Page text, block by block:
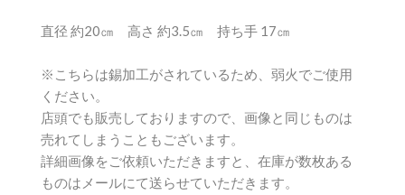
直径 約20㎝ 高さ 約3.5㎝ 持ち手 17㎝
※こちらは錫加工がされているため、弱火でご使用
ください。
店頭でも販売しておりますので、画像と同じものは
売れてしまうこともございます。
詳細画像をご依頼いただきますと、在庫が数枚ある
ものはメールにて送らせていただきます。